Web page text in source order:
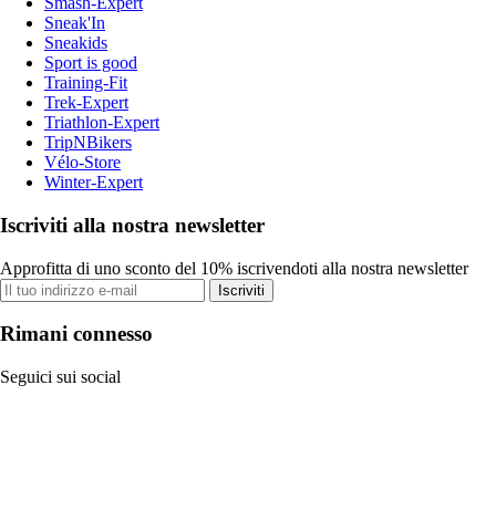
Sneak'In
Sneakids
Sport is good
Training-Fit
Trek-Expert
Triathlon-Expert
TripNBikers
Vélo-Store
Winter-Expert
Iscriviti alla nostra newsletter
Approfitta di uno sconto del 10% iscrivendoti alla nostra newsletter
Iscriviti
Rimani connesso
Seguici sui social